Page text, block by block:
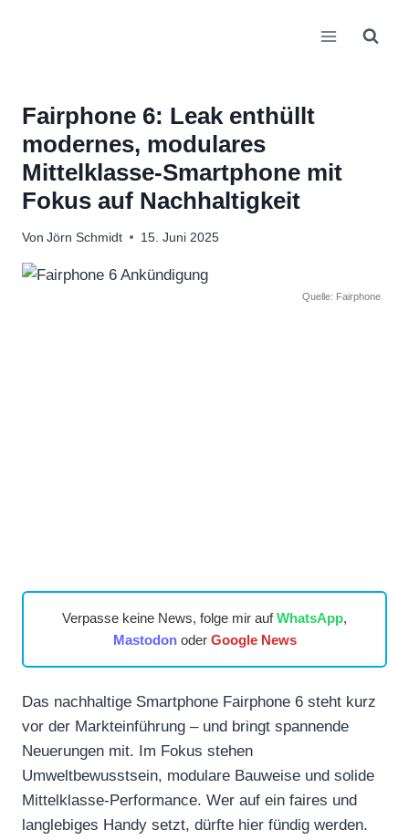
Fairphone 6: Leak enthüllt
modernes, modulares
Mittelklasse-Smartphone mit
Fokus auf Nachhaltigkeit
Von Jörn Schmidt 15. Juni 2025
Quelle: Fairphone
Verpasse keine News, folge mir aufWhatsApp,
Mastodonoder Google News
Das nachhaltige Smartphone Fairphone 6 steht kurz
vor der Markteinführung – und bringt spannende
Neuerungen mit. Im Fokus stehen
Umweltbewusstsein, modulare Bauweise und solide
Mittelklasse-Performance. Wer auf ein faires und
langlebiges Handy setzt, dürfte hier fündig werden.